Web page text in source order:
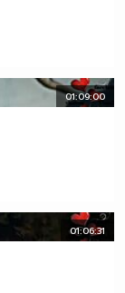
01:09:00
01:06:31